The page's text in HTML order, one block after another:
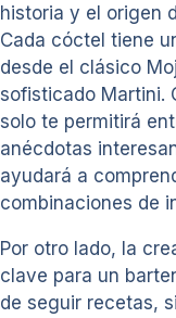
historia y el origen
Cada cóctel tiene
desde el clásico
sofisticado Martini.
solo te permitirá
anécdotas
ayudará a
combinaciones de
Por otro lado, la
clave para un
de seguir recetas,